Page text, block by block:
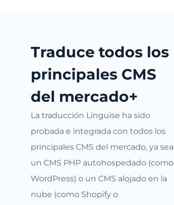
Traduce todos los
principales CMS
del mercado+
La traducción Linguise ha sido
probada e integrada con todos los
principales CMS del mercado, ya sea
un CMS PHP autohospedado (como
WordPress) o un CMS alojado en la
nube (como Shopify o